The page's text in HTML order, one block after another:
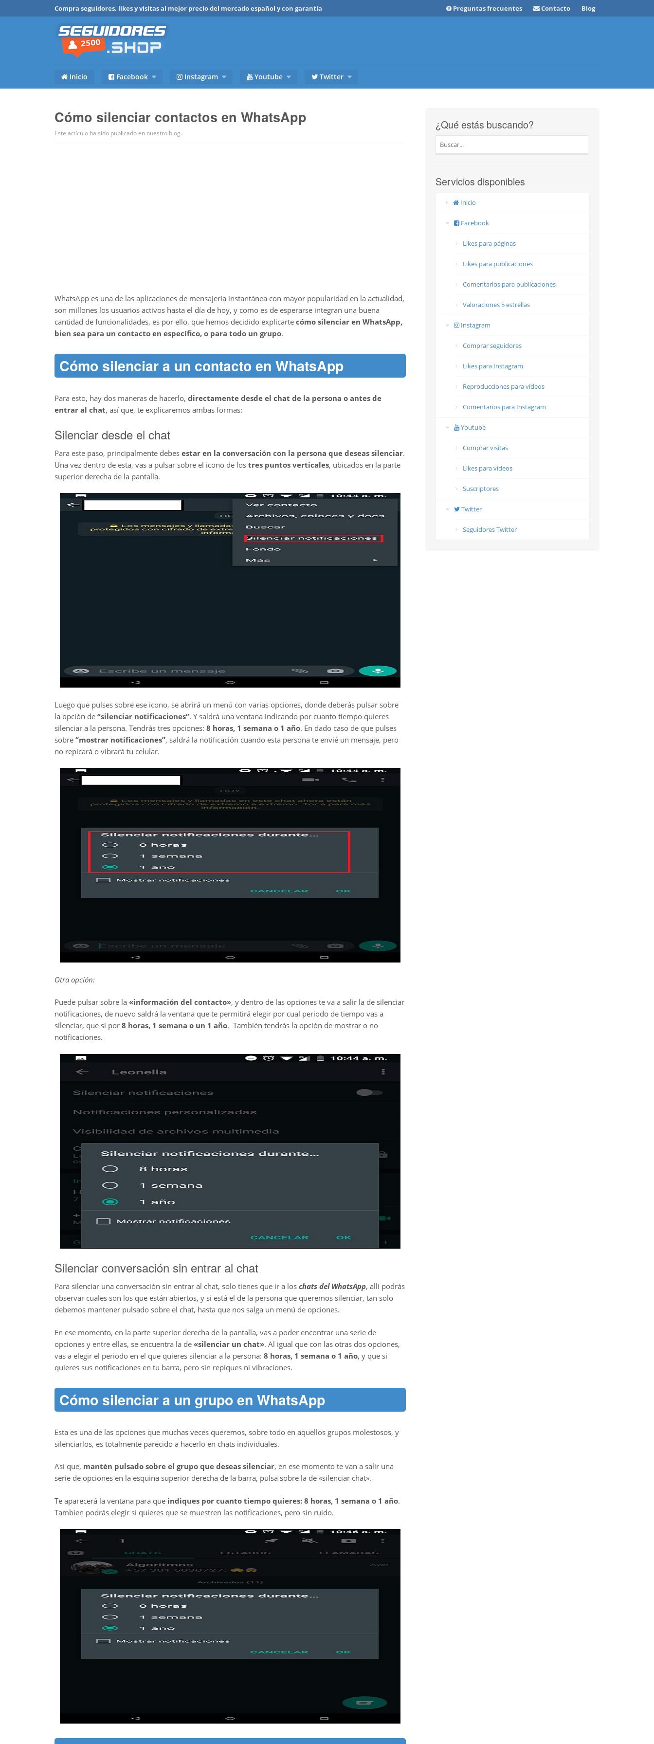
Compra seguidores, likes y visitas al mejor precio del mercado español y con garantía Preguntas frecuentes Contacto Blog
Inicio Facebook Instagram Youtube Twitter
Cómo silenciar contactos en WhatsApp
Este artículo ha sido publicado en nuestro blog.
WhatsApp es una de las aplicaciones de mensajería instantánea con mayor popularidad en la actualidad,
son millones los usuarios activos hasta el día de hoy, y como es de esperarse integran una buena
cantidad de funcionalidades, es por ello, que hemos decidido explicarte cómo silenciar en WhatsApp,
bien sea para un contacto en específico, o para todo un grupo.
Cómo silenciar a un contacto en WhatsApp
Para esto, hay dos maneras de hacerlo, directamente desde el chat de la persona o antes de
entrar al chat, así que, te explicaremos ambas formas:
Silenciar desde el chat
Para este paso, principalmente debes estar en la conversación con la persona que deseas silenciar.
Una vez dentro de esta, vas a pulsar sobre el icono de los tres puntos verticales, ubicados en la parte
superior derecha de la pantalla.
Luego que pulses sobre ese icono, se abrirá un menú con varias opciones, donde deberás pulsar sobre
la opción de “silenciar notificaciones”. Y saldrá una ventana indicando por cuanto tiempo quieres
silenciar a la persona. Tendrás tres opciones: 8 horas, 1 semana o 1 año. En dado caso de que pulses
sobre “mostrar notificaciones”, saldrá la notificación cuando esta persona te envié un mensaje, pero
no repicará o vibrará tu celular.
Otra opción:
Puede pulsar sobre la «información del contacto», y dentro de las opciones te va a salir la de silenciar
notificaciones, de nuevo saldrá la ventana que te permitirá elegir por cual periodo de tiempo vas a
silenciar, que si por 8 horas, 1 semana o un 1 año. También tendrás la opción de mostrar o no
notificaciones.
Silenciar conversación sin entrar al chat
Para silenciar una conversación sin entrar al chat, solo tienes que ir a los chats del WhatsApp, allí podrás
observar cuales son los que están abiertos, y si está el de la persona que queremos silenciar, tan solo
debemos mantener pulsado sobre el chat, hasta que nos salga un menú de opciones.
En ese momento, en la parte superior derecha de la pantalla, vas a poder encontrar una serie de
opciones y entre ellas, se encuentra la de «silenciar un chat». Al igual que con las otras dos opciones,
vas a elegir el periodo en el que quieres silenciar a la persona: 8 horas, 1 semana o 1 año, y que si
quieres sus notificaciones en tu barra, pero sin repiques ni vibraciones.
Cómo silenciar a un grupo en WhatsApp
Esta es una de las opciones que muchas veces queremos, sobre todo en aquellos grupos molestosos, y
silenciarlos, es totalmente parecido a hacerlo en chats individuales.
Asi que, mantén pulsado sobre el grupo que deseas silenciar, en ese momento te van a salir una
serie de opciones en la esquina superior derecha de la barra, pulsa sobre la de «silenciar chat».
Te aparecerá la ventana para que indiques por cuanto tiempo quieres: 8 horas, 1 semana o 1 año.
Tambien podrás elegir si quieres que se muestren las notificaciones, pero sin ruido.
¿Qué estás buscando?
Servicios disponibles
Inicio
Facebook
Likes para páginas
Likes para publicaciones
Comentarios para publicaciones
Valoraciones 5 estrellas
Instagram
Comprar seguidores
Likes para Instagram
Reproducciones para vídeos
Comentarios para Instagram
Youtube
Comprar visitas
Likes para vídeos
Suscriptores
Twitter
Seguidores Twitter